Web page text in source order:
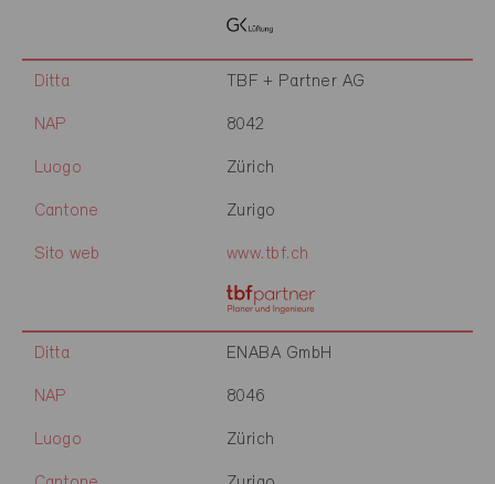
Ditta TBF + Partner AG
NAP 8042
Luogo Zürich
Cantone Zurigo
Sito web www.tbf.ch
Ditta ENABA GmbH
NAP 8046
Luogo Zürich